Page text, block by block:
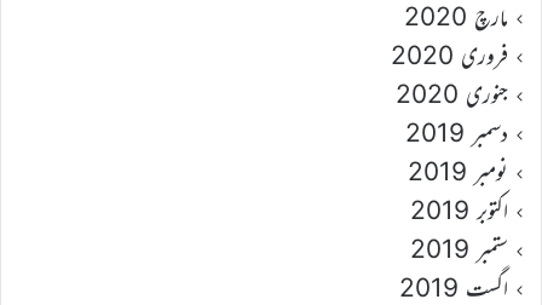
مارچ 2020
فروری 2020
جنوری 2020
دسمبر 2019
نومبر 2019
اکتوبر 2019
ستمبر 2019
اگست 2019